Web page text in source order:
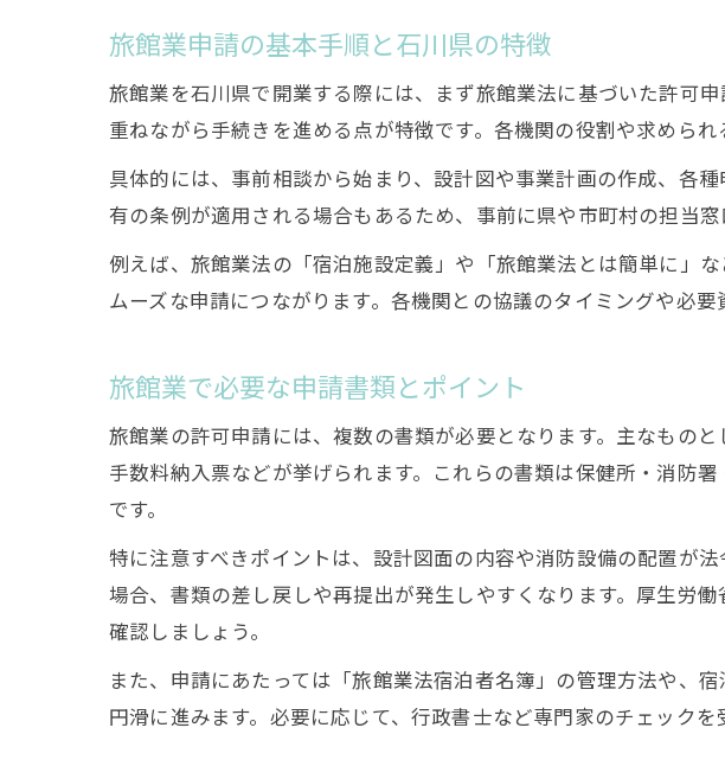
建築基
保健所を通じ
旅館業許
事前協議
旅館業申
旅館業を始め
石川県の
宿泊業開
旅館業法
市役所で進め
旅館業申
旅館業申請の基本手順と石川県の特徴
旅館業を石川県で開業する際には、まず旅館業法に基づいた許可
重ねながら手続きを進める点が特徴です。各機関の役割や求めら
具体的には、事前相談から始まり、設計図や事業計画の作成、各
有の条例が適用される場合もあるため、事前に県や市町村の担当
例えば、旅館業法の「宿泊施設定義」や「旅館業法とは簡単に」
ムーズな申請につながります。各機関との協議のタイミングや必要
旅館業で必要な申請書類とポイント
旅館業の許可申請には、複数の書類が必要となります。主なもの
手数料納入票などが挙げられます。これらの書類は保健所・消防
です。
特に注意すべきポイントは、設計図面の内容や消防設備の配置が
場合、書類の差し戻しや再提出が発生しやすくなります。厚生労
確認しましょう。
また、申請にあたっては「旅館業法宿泊者名簿」の管理方法や、
円滑に進みます。必要に応じて、行政書士など専門家のチェックを